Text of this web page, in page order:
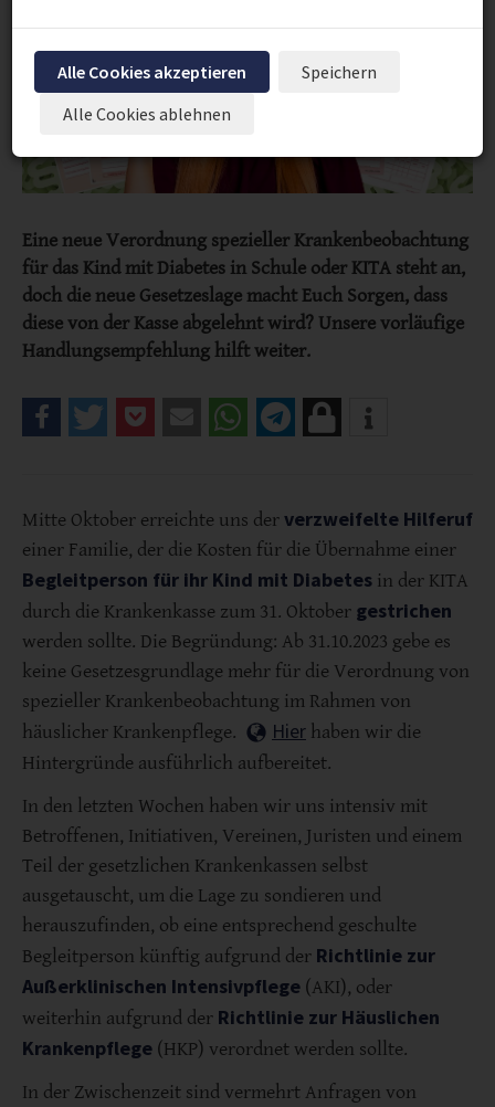
Eine neue Verordnung spezieller Krankenbeobachtung
für das Kind mit Diabetes in Schule oder KITA steht an,
doch die neue Gesetzeslage macht Euch Sorgen, dass
diese von der Kasse abgelehnt wird? Unsere vorläufige
Handlungsempfehlung hilft weiter.
Mitte Oktober erreichte uns derverzweifelte Hilferuf
einer Familie, der die Kosten für die Übernahme einer
Begleitperson für ihr Kind mit Diabetes in der KITA
durch die Krankenkasse zum 31. Oktober gestrichen
werden sollte. Die Begründung: Ab 31.10.2023 gebe es
keine Gesetzesgrundlage mehr für die Verordnung von
spezieller Krankenbeobachtung im Rahmen von
häuslicher Krankenpflege.
Hier haben wir die
Hintergründe ausführlich aufbereitet.
In den letzten Wochen haben wir uns intensiv mit
Betroffenen, Initiativen, Vereinen, Juristen und einem
Teil der gesetzlichen Krankenkassen selbst
ausgetauscht, um die Lage zu sondieren und
herauszufinden, ob eine entsprechend geschulte
Begleitperson künftig aufgrund der Richtlinie zur
Außerklinischen Intensivpflege (AKI), oder
weiterhin aufgrund der Richtlinie zur Häuslichen
Krankenpflege (HKP) verordnet werden sollte.
In der Zwischenzeit sind vermehrt Anfragen von
Alle Cookies akzeptieren
Speichern
Alle Cookies ablehnen